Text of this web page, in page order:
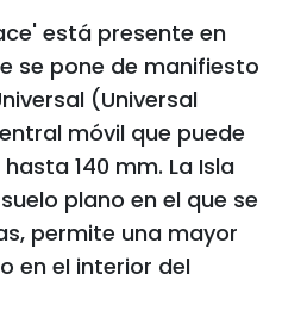
está presente en
se pone de manifiesto
(Universal
móvil que puede
140 mm. La Isla
plano en el que se
permite una mayor
en el interior del